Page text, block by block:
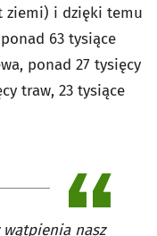
ziemi) i dzięki temu
63 tysiące
ponad 27 tysięcy
traw, 23 tysiące
wątpienia nasz